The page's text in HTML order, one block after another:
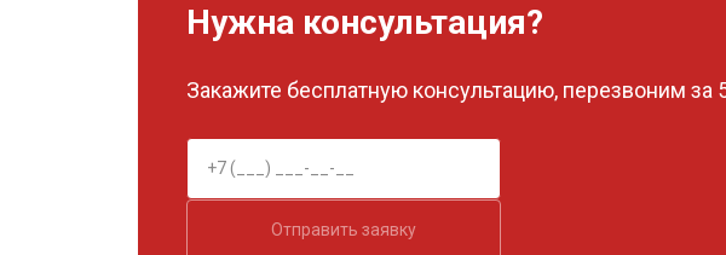
Нужна консультация?
Закажите бесплатную консультацию, перезвоним за
Отправить заявку